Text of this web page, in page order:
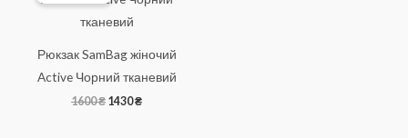
Рюкзак SamBag жіночий
Active Чорний тканевий
1600₴ Оригінальна
1430₴Поточна